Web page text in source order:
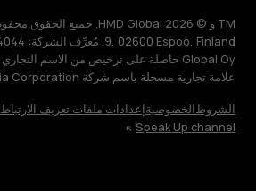
علامة تجارية مسجلة باسم شركة Nokia Corporation.
الشروطالخصوصيةإعدادات ملفات تعريف الارتباط
Speak Up channel